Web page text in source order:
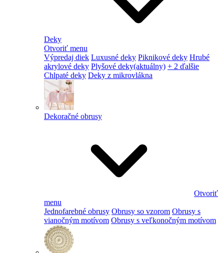
Deky
Otvoriť menu
Výpredaj diek Luxusné deky Piknikové deky Hrubé
akrylové deky Plyšové deky(aktuálny) + 2 ďalšie
Chlpaté deky Deky z mikrovlákna
Dekoračné obrusy
Otvoriť
menu
Jednofarebné obrusy Obrusy so vzorom Obrusy s
vianočným motívom Obrusy s veľkonočným motívom